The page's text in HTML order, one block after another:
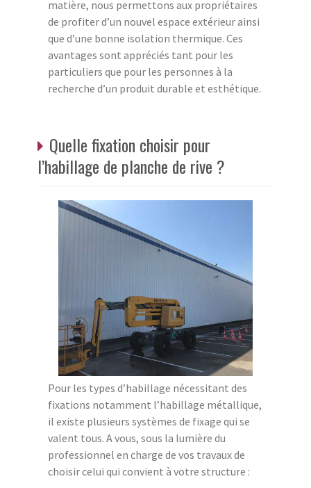
matière, nous permettons aux propriétaires
de profiter d’un nouvel espace extérieur ainsi
que d’une bonne isolation thermique. Ces
avantages sont appréciés tant pour les
particuliers que pour les personnes à la
recherche d’un produit durable et esthétique.
Quelle fixation choisir pour
l’habillage de planche de rive ?
Pour les types d’habillage nécessitant des
fixations notamment l’habillage métallique,
il existe plusieurs systèmes de fixage qui se
valent tous. A vous, sous la lumière du
professionnel en charge de vos travaux de
choisir celui qui convient à votre structure :